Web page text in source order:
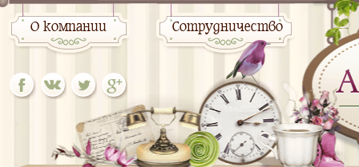
О компании Сотрудничество